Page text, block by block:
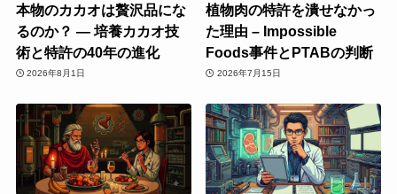
本物のカカオは贅沢品にな
るのか？ ― 培養カカオ技
術と特許の40年の進化
2026年8月1日
植物肉の特許を潰せなかっ
た理由 – Impossible
Foods事件とPTABの判断
2026年7月15日